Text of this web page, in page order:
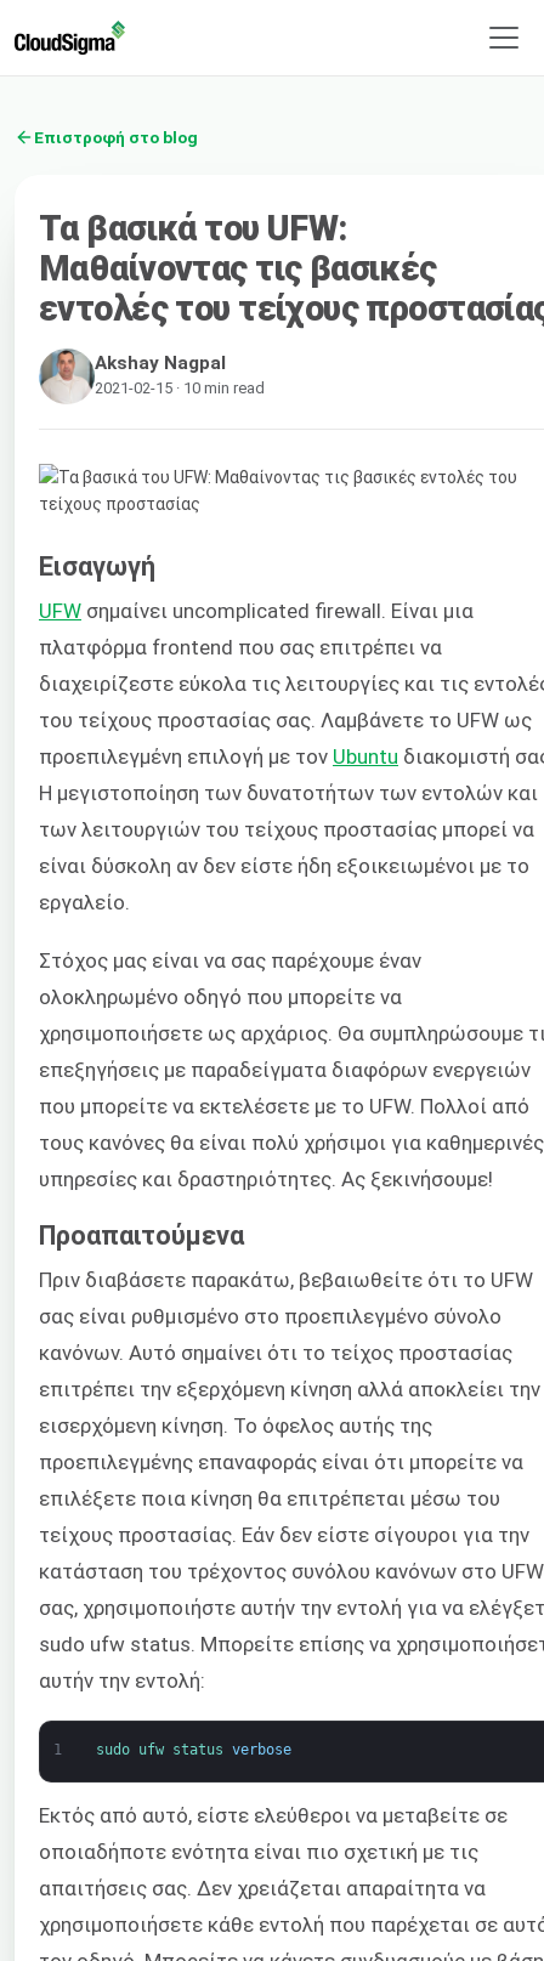
Επιστροφή στο blog
Τα βασικά του UFW:
Μαθαίνοντας τις βασικές
εντολές του τείχους
Akshay Nagpal
2021-02-15 · 10 min read
Εισαγωγή
UFW σημαίνει uncomplicated firewall. Είναι μια
πλατφόρμα frontend που σας επιτρέπει να
διαχειρίζεστε εύκολα τις λειτουργίες και τις
του τείχους προστασίας σας. Λαμβάνετε το UFW ως
προεπιλεγμένη επιλογή με τον Ubuntu διακομιστή
Η μεγιστοποίηση των δυνατοτήτων των εντολών και
των λειτουργιών του τείχους προστασίας μπορεί να
είναι δύσκολη αν δεν είστε ήδη εξοικειωμένοι με το
εργαλείο.
Στόχος μας είναι να σας παρέχουμε έναν
ολοκληρωμένο οδηγό που μπορείτε να
χρησιμοποιήσετε ως αρχάριος. Θα συμπληρώσουμε
επεξηγήσεις με παραδείγματα διαφόρων ενεργειών
που μπορείτε να εκτελέσετε με το UFW. Πολλοί από
τους κανόνες θα είναι πολύ χρήσιμοι για καθημερινές
υπηρεσίες και δραστηριότητες. Ας ξεκινήσουμε!
Προαπαιτούμενα
Πριν διαβάσετε παρακάτω, βεβαιωθείτε ότι το UFW
σας είναι ρυθμισμένο στο προεπιλεγμένο σύνολο
κανόνων. Αυτό σημαίνει ότι το τείχος προστασίας
επιτρέπει την εξερχόμενη κίνηση αλλά αποκλείει την
εισερχόμενη κίνηση. Το όφελος αυτής της
προεπιλεγμένης επαναφοράς είναι ότι μπορείτε να
επιλέξετε ποια κίνηση θα επιτρέπεται μέσω του
τείχους προστασίας. Εάν δεν είστε σίγουροι για την
κατάσταση του τρέχοντος συνόλου κανόνων στο UFW
σας, χρησιμοποιήστε αυτήν την εντολή για να
sudo ufw status. Μπορείτε επίσης να
αυτήν την εντολή:
1 sudo ufw status verbose
Εκτός από αυτό, είστε ελεύθεροι να μεταβείτε σε
οποιαδήποτε ενότητα είναι πιο σχετική με τις
απαιτήσεις σας. Δεν χρειάζεται απαραίτητα να
χρησιμοποιήσετε κάθε εντολή που παρέχεται σε